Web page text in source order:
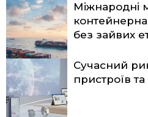
Міжнародні
без зайвих
Сучасний
пристроїв